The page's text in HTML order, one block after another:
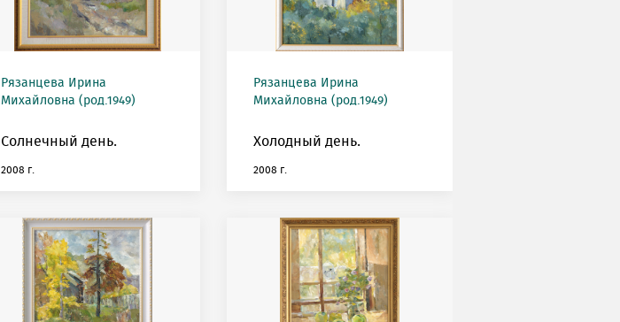
Рязанцева Ирина
Михайловна (род.1949)
Солнечный день.
2008 г.
Рязанцева Ирина
Михайловна (род.1949)
Холодный день.
2008 г.